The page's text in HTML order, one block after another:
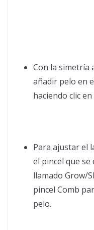
Con la simetría
añadir pelo en
haciendo clic
Para ajustar el
el pincel que
llamado Grow/
pincel Comb
pelo.